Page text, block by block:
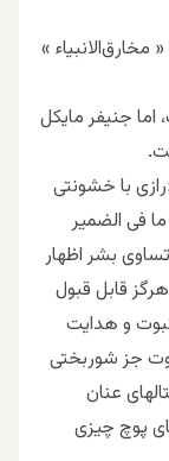
ﻣﺨﺎﺭﻕﺍﻻﻧﺒﯿﺎﺀ »
ﺟﻨﯿﻔﺮ ﻣﺎﯾﮑﻞ
ﺑﺎ ﺧﺸﻮﻧﺘﯽ
ﻓﯽ ﺍﻟﻀﻤﻴﺮ
ﺑﺸﺮ ﺍﻇﻬﺎﺭ
ﻗﺎﺑﻞ ﻗﺒﻮﻝ
ﻭ ﻫﺪﺍﻳﺖ
ﺟﺰ ﺷﻮﺭﺑﺨﺘﯽ
ﻋﻨﺎﻥ
ﭘﻮﭺ ﭼﻴﺰﯼ